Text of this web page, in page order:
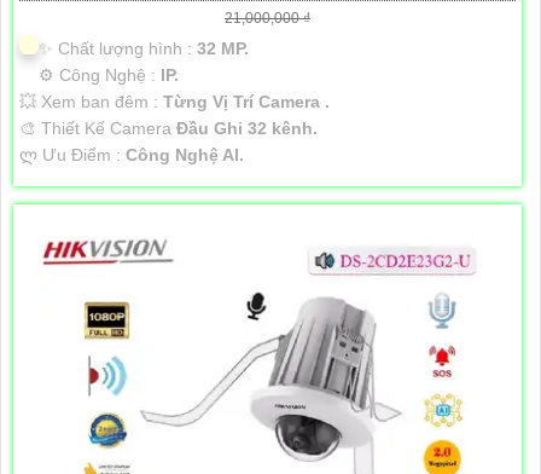
21,000,000 ₫
✨ Chất lượng hình : 32 MP.
⚙ Công Nghệ : IP.
💥 Xem ban đêm : Từng Vị Trí Camera .
🎨 Thiết Kế Camera Đầu Ghi 32 kênh.
️ლ Ưu Điểm : Công Nghệ AI.